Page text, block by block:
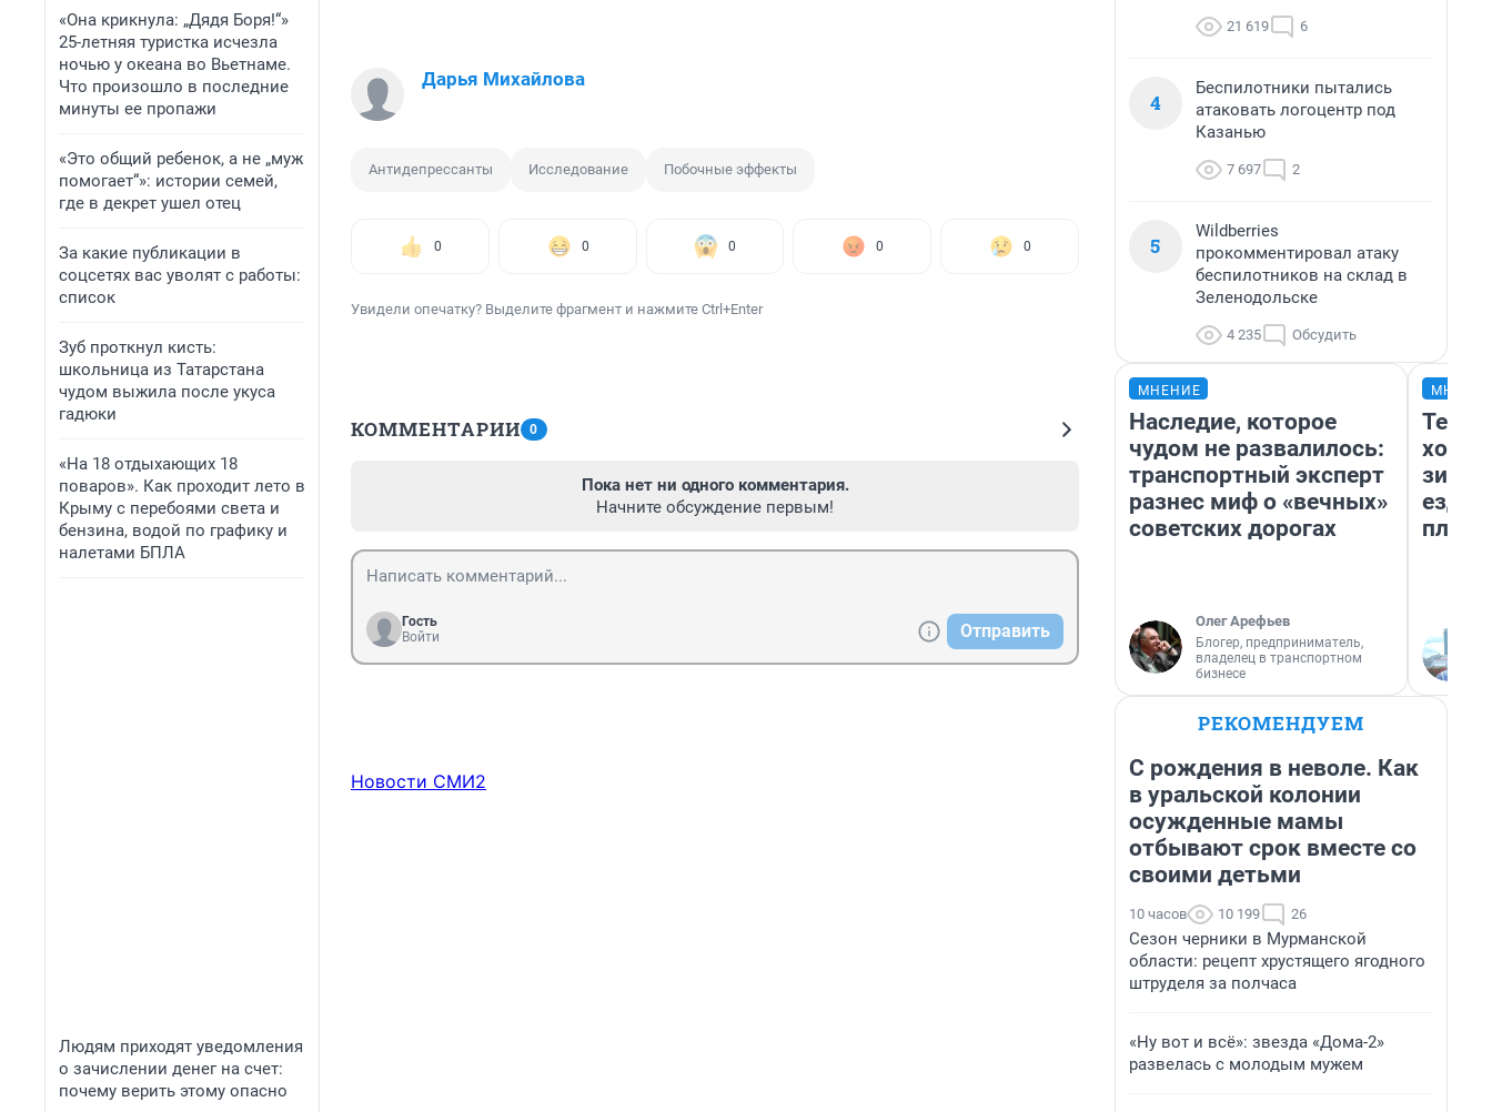
«Она крикнула: „Дядя Боря!“»
25-летняя туристка исчезла
ночью у океана во Вьетнаме.
Что произошло в последние
минуты ее пропажи
«Это общий ребенок, а не „муж
помогает“»: истории семей,
где в декрет ушел отец
За какие публикации в
соцсетях вас уволят с работы:
список
Зуб проткнул кисть:
школьница из Татарстана
чудом выжила после укуса
гадюки
«На 18 отдыхающих 18
поваров». Как проходит лето в
Крыму с перебоями света и
бензина, водой по графику и
налетами БПЛА
Людям приходят уведомления
о зачислении денег на счет:
почему верить этому опасно
Дарья Михайлова
Антидепрессанты Исследование Побочные эффекты
0 0 0 0 0
Увидели опечатку? Выделите фрагмент и нажмите Ctrl+Enter
КОММЕНТАРИИ 0
Пока нет ни одного комментария.
Начните обсуждение первым!
Гость
Войти
Отправить
Новости СМИ2
21 619 6
4
Беспилотники пытались
атаковать логоцентр под
Казанью
7 697 2
5
Wildberries
прокомментировал атаку
беспилотников на склад в
Зеленодольске
4 235 Обсудить
МНЕНИЕ
Наследие, которое
чудом не развалилось:
транспортный эксперт
разнес миф о «вечных»
советских дорогах
Олег Арефьев
Блогер, предприниматель,
владелец в транспортном
бизнесе
ездит
РЕКОМЕНДУЕМ
С рождения в неволе. Как
в уральской колонии
осужденные мамы
отбывают срок вместе со
своими детьми
10 часов 10 199 26
Сезон черники в Мурманской
области: рецепт хрустящего ягодного
штруделя за полчаса
«Ну вот и всё»: звезда «Дома-2»
развелась с молодым мужем